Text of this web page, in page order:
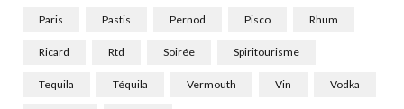
Paris Pastis Pernod Pisco Rhum
Ricard Rtd Soirée Spiritourisme
Tequila Téquila Vermouth Vin Vodka